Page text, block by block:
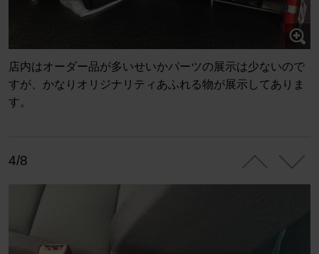
店内はオーダー品が多いせいかパーツの展示は少ないので
すが、かなりオリジナリティあふれる物が展示してありま
す。
4/8